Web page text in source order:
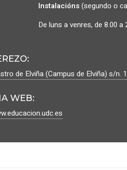
Instalacións(segundo o
De luns a venres, de 8.00 a
de Elviña (Campus de Elviña) s/n.
WEB: